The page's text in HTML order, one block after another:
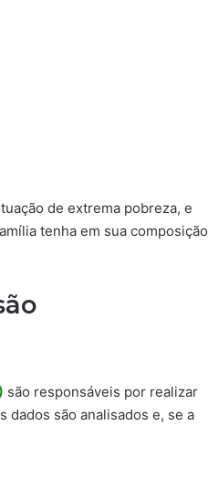
de extrema pobreza, e
tenha em sua composição
são responsáveis por realizar
dados são analisados e, se a